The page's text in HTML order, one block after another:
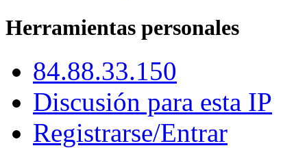
Herramientas personales
84.88.33.150
Discusión para esta IP
Registrarse/Entrar